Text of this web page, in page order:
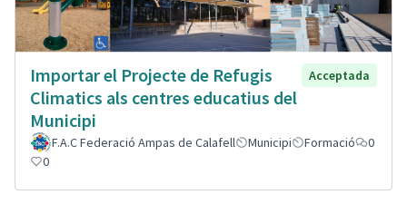
Importar el Projecte de Refugis
Climatics als centres educatius del
Municipi
Acceptada
F.A.C Federació Ampas de Calafell Municipi Formació
0
0